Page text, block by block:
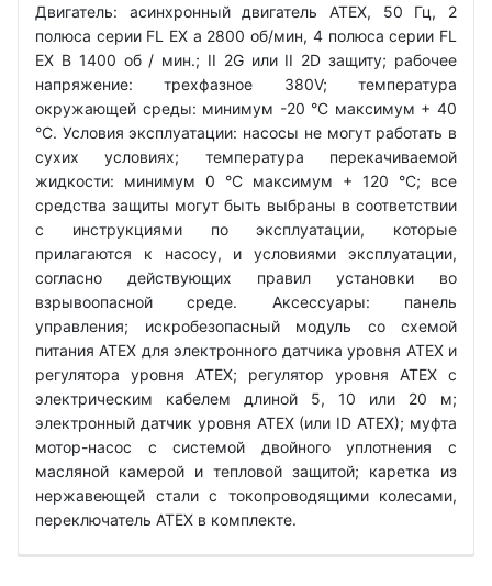
Двигатель: асинхронный двигатель ATEX, 50 Гц, 2
полюса серии FL EX a 2800 об/мин, 4 полюса серии FL
EX B 1400 об / мин.; II 2G или II 2D защиту; рабочее
напряжение: трехфазное 380V; температура
окружающей среды: минимум -20 °C максимум + 40
°C. Условия эксплуатации: насосы не могут работать в
сухих условиях; температура перекачиваемой
жидкости: минимум 0 °C максимум + 120 °C; все
средства защиты могут быть выбраны в соответствии
с инструкциями по эксплуатации, которые
прилагаются к насосу, и условиями эксплуатации,
согласно действующих правил установки во
взрывоопасной среде. Аксессуары: панель
управления; искробезопасный модуль со схемой
питания ATEX для электронного датчика уровня ATEX и
регулятора уровня ATEX; регулятор уровня ATEX с
электрическим кабелем длиной 5, 10 или 20 м;
электронный датчик уровня ATEX (или ID ATEX); муфта
мотор-насос с системой двойного уплотнения с
масляной камерой и тепловой защитой; каретка из
нержавеющей стали с токопроводящими колесами,
переключатель ATEX в комплекте.